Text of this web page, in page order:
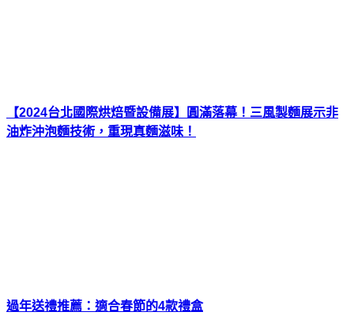
【2024台北國際烘焙暨設備展】圓滿落幕！三風製麵展示非
油炸沖泡麵技術，重現真麵滋味！
過年送禮推薦：適合春節的4款禮盒